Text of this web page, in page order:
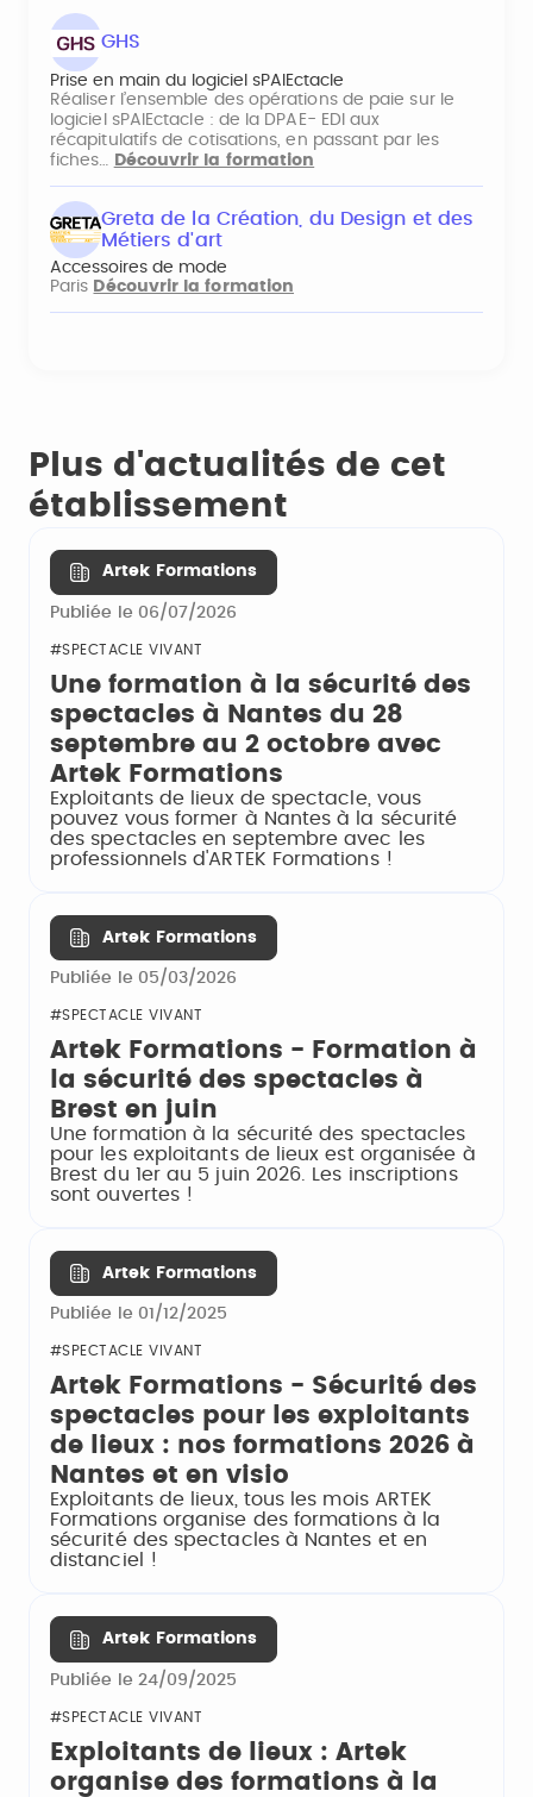
GHS
Prise en main du logiciel sPAIEctacle
Réaliser l’ensemble des opérations de paie sur le
logiciel sPAIEctacle : de la DPAE- EDI aux
récapitulatifs de cotisations, en passant par les
fiches…
Découvrir la formation
Greta de la Création, du Design et des
Métiers d'art
Accessoires de mode
Paris Découvrir la formation
Plus d'actualités de cet
établissement
Artek Formations
Publiée le 06/07/2026
#SPECTACLE VIVANT
Une formation à la sécurité des
spectacles à Nantes du 28
septembre au 2 octobre avec
Artek Formations
Exploitants de lieux de spectacle, vous
pouvez vous former à Nantes à la sécurité
des spectacles en septembre avec les
professionnels d'ARTEK Formations !
Artek Formations
Publiée le 05/03/2026
#SPECTACLE VIVANT
Artek Formations - Formation à
la sécurité des spectacles à
Brest en juin
Une formation à la sécurité des spectacles
pour les exploitants de lieux est organisée à
Brest du 1er au 5 juin 2026. Les inscriptions
sont ouvertes !
Artek Formations
Publiée le 01/12/2025
#SPECTACLE VIVANT
Artek Formations - Sécurité des
spectacles pour les exploitants
de lieux : nos formations 2026 à
Nantes et en visio
Exploitants de lieux, tous les mois ARTEK
Formations organise des formations à la
sécurité des spectacles à Nantes et en
distanciel !
Artek Formations
Publiée le 24/09/2025
#SPECTACLE VIVANT
Exploitants de lieux : Artek
organise des formations à la